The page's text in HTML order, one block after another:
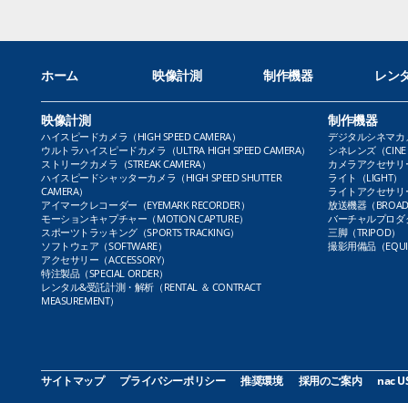
ホーム 映像計測 制作機器 レン
映像計測
ハイスピードカメラ（HIGH SPEED CAMERA）
ウルトラハイスピードカメラ（ULTRA HIGH SPEED CAMERA）
ストリークカメラ（STREAK CAMERA）
ハイスピードシャッターカメラ（HIGH SPEED SHUTTER
CAMERA）
アイマークレコーダー（EYEMARK RECORDER）
モーションキャプチャー（MOTION CAPTURE）
スポーツトラッキング（SPORTS TRACKING）
ソフトウェア（SOFTWARE）
アクセサリー（ACCESSORY）
特注製品（SPECIAL ORDER）
レンタル&受託計測・解析（RENTAL ＆ CONTRACT
MEASUREMENT）
制作機器
デジタルシネマカ
シネレンズ（CINE
カメラアクセサリ
ライト（LIGHT）
ライトアクセサリ
放送機器（
バーチャルプロダ
三脚（TRIPOD）
撮影用備品（
サイトマップ プライバシーポリシー 推奨環境 採用のご案内 nac